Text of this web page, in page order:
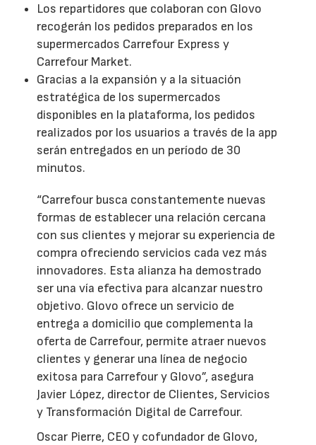
Los repartidores que colaboran con Glovo
recogerán los pedidos preparados en los
supermercados Carrefour Express y
Carrefour Market.
Gracias a la expansión y a la situación
estratégica de los supermercados
disponibles en la plataforma, los pedidos
realizados por los usuarios a través de la app
serán entregados en un período de 30
minutos.
“Carrefour busca constantemente nuevas
formas de establecer una relación cercana
con sus clientes y mejorar su experiencia de
compra ofreciendo servicios cada vez más
innovadores. Esta alianza ha demostrado
ser una vía efectiva para alcanzar nuestro
objetivo. Glovo ofrece un servicio de
entrega a domicilio que complementa la
oferta de Carrefour, permite atraer nuevos
clientes y generar una línea de negocio
exitosa para Carrefour y Glovo”, asegura
Javier López, director de Clientes, Servicios
y Transformación Digital de Carrefour.
Oscar Pierre, CEO y cofundador de Glovo,